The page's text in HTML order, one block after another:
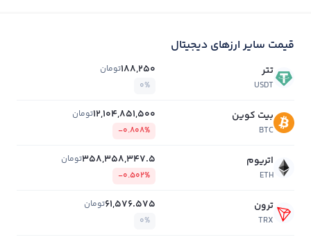
قیمت سایر ارزهای دیجیتال
تتر
USDT
188,250تومان
0%
بیت کوین
BTC
12,104,851,500تومان
-0.808%
اتریوم
ETH
358,358,347.5تومان
-0.502%
ترون
TRX
61,576.575تومان
0%